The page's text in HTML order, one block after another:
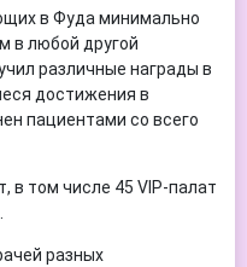
в Фуда минимально
в любой другой
различные награды в
достижения в
пациентами со всего
в том числе 45 VIP-палат
разных